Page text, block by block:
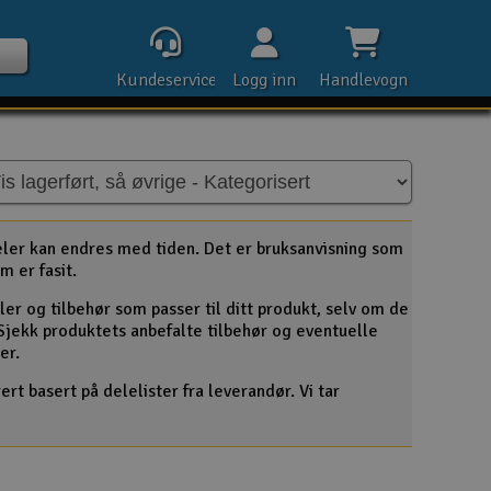
Handlevogn
Logg inn
Kundeservice
kan endres med tiden. Det er bruksanvisning som
er fasit.
og tilbehør som passer til ditt produkt, selv om de
produktets anbefalte tilbehør og eventuelle
basert på delelister fra leverandør. Vi tar